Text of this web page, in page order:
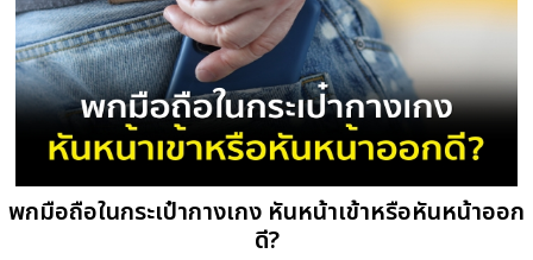
พกมือถือในกระเป๋ากางเกง หันหน้าเข้าหรือหันหน้าออก
ดี?